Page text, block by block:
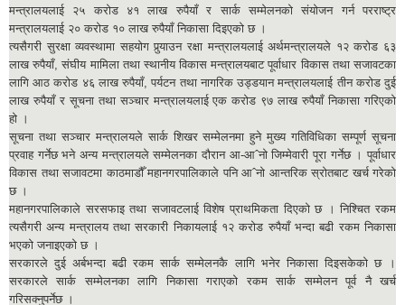
मन्त्रालयलाई २५ करोड ४१ लाख रुपैयाँ र सार्क सम्मेलनको संयोजन गर्न परराष्ट्र
मन्त्रालयलाई २० करोड १० लाख रुपैयाँ निकासा दिइएको छ ।
त्यसैगरी सुरक्षा व्यवस्थामा सहयोग पुर्‍याउन रक्षा मन्त्रालयलाई अर्थमन्त्रालयले १२ करोड ६३
लाख रुपैयाँ, संघीय मामिला तथा स्थानीय विकास मन्त्रालयबाट पूर्वाधार विकास तथा सजावटका
लागि आठ करोड ४६ लाख रुपैयाँ, पर्यटन तथा नागरिक उड्डयान मन्त्रालयलाई तीन करोड दुई
लाख रुपैयाँ र सूचना तथा सञ्चार मन्त्रालयलाई एक करोड ९७ लाख रुपैयाँ निकासा गरिएको
हो ।
सूचना तथा सञ्चार मन्त्रालयले सार्क शिखर सम्मेलनमा हुने मुख्य गतिविधिका सम्पूर्ण सूचना
प्रवाह गर्नेछ भने अन्य मन्त्रालयले सम्मेलनका दौरान आ-आˆनो जिम्मेवारी पूरा गर्नेछ । पूर्वाधार
विकास तथा सजावटमा काठमाडौँ महानगरपालिकाले पनि आˆनो आन्तरिक स्रोतबाट खर्च गरेको
छ ।
महानगरपालिकाले सरसफाइ तथा सजावटलाई विशेष प्राथमिकता दिएको छ । निश्चित रकम
त्यसैगरी अन्य मन्त्रालय तथा सरकारी निकायलाई १२ करोड रुपैयाँ भन्दा बढी रकम निकासा
भएको जनाइएको छ ।
सरकारले दुई अर्बभन्दा बढी रकम सार्क सम्मेलनकै लागि भनेर निकासा दिइसकेको छ ।
सरकारले सार्क सम्मेलनका लागि निकासा गराएको रकम सार्क सम्मेलन पूर्व नै खर्च
गरिसक्नुपर्नेछ ।